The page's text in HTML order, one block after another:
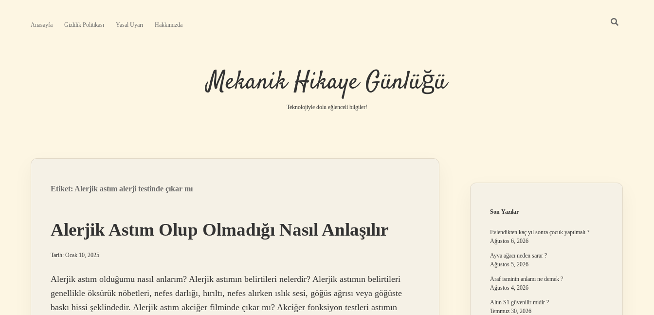
Anasayfa Gizlilik Politikası Yasal Uyarı Hakkımızda
Mekanik Hikaye Günlüğü
Teknolojiyle dolu eğlenceli bilgiler!
Etiket: Alerjik astım alerji testinde çıkar mı
Alerjik Astım Olup Olmadığı Nasıl Anlaşılır
Tarih: Ocak 10, 2025
Alerjik astım olduğumu nasıl anlarım? Alerjik astımın belirtileri nelerdir? Alerjik astımın belirtileri
genellikle öksürük nöbetleri, nefes darlığı, hırıltı, nefes alırken ıslık sesi, göğüs ağrısı veya göğüste
baskı hissi şeklindedir. Alerjik astım akciğer filminde çıkar mı? Akciğer fonksiyon testleri astımın
Son Yazılar
Evlendikten kaç yıl sonra çocuk yapılmalı ?
Ağustos 6, 2026
Ayva ağacı neden sarar ?
Ağustos 5, 2026
Araf isminin anlamı ne demek ?
Ağustos 4, 2026
Altın S1 güvenilir midir ?
Temmuz 30, 2026